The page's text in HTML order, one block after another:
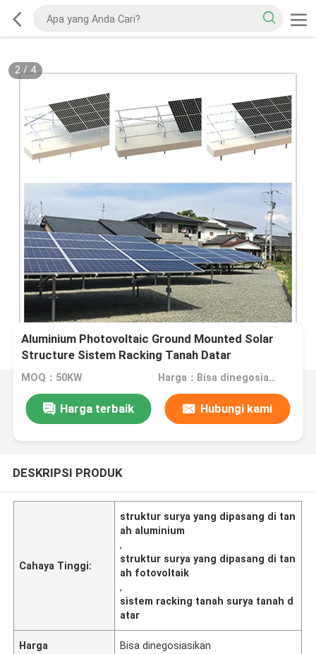
2/ 4
Aluminium Photovoltaic Ground Mounted Solar
Structure Sistem Racking Tanah Datar
MOQ：50KW Harga：Bisa dinegosiasikan
Harga terbaik Hubungi kami
DESKRIPSI PRODUK
Cahaya Tinggi:
struktur surya yang dipasang di tan
ah aluminium
,
struktur surya yang dipasang di tan
ah fotovoltaik
,
sistem racking tanah surya tanah d
atar
Harga Bisa dinegosiasikan